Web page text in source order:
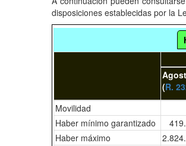
disposiciones establecidas por la
(R.
Movilidad
Haber mínimo garantizado
Haber máximo